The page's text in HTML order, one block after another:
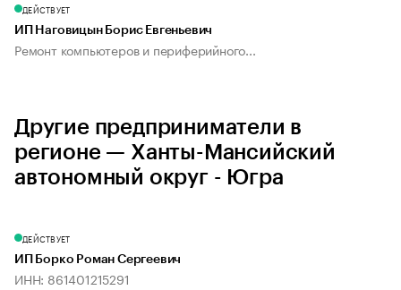
ДЕЙСТВУЕТ
ИП Наговицын Борис Евгеньевич
Ремонт компьютеров и периферийного...
Другие предприниматели в
регионе — Ханты-Мансийский
автономный округ - Югра
ДЕЙСТВУЕТ
ИП Борко Роман Сергеевич
ИНН: 861401215291